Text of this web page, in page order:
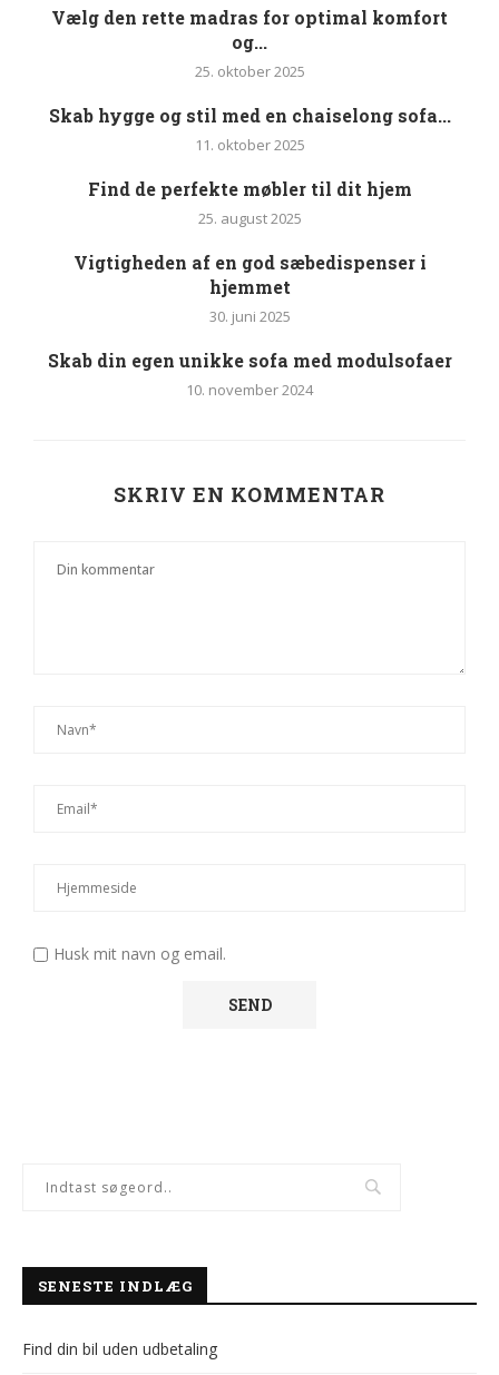
Vælg den rette madras for optimal komfort
og...
25. oktober 2025
Skab hygge og stil med en chaiselong sofa...
11. oktober 2025
Find de perfekte møbler til dit hjem
25. august 2025
Vigtigheden af en god sæbedispenser i
hjemmet
30. juni 2025
Skab din egen unikke sofa med modulsofaer
10. november 2024
SKRIV EN KOMMENTAR
Husk mit navn og email.
SENESTE INDLÆG
Find din bil uden udbetaling